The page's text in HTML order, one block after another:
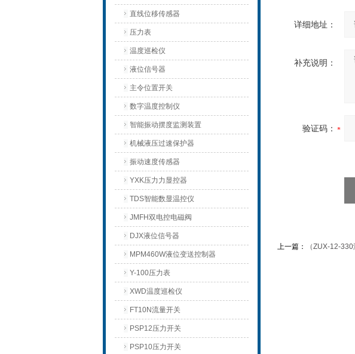
直线位移传感器
压力表
温度巡检仪
液位信号器
主令位置开关
数字温度控制仪
智能振动摆度监测装置
机械液压过速保护器
振动速度传感器
YXK压力力显控器
TDS智能数显温控仪
JMFH双电控电磁阀
DJX液位信号器
MPM460W液位变送控制器
Y-100压力表
XWD温度巡检仪
FT10N流量开关
PSP12压力开关
PSP10压力开关
详细地址：
补充说明：
验证码：
上一篇： （ZUX-12-